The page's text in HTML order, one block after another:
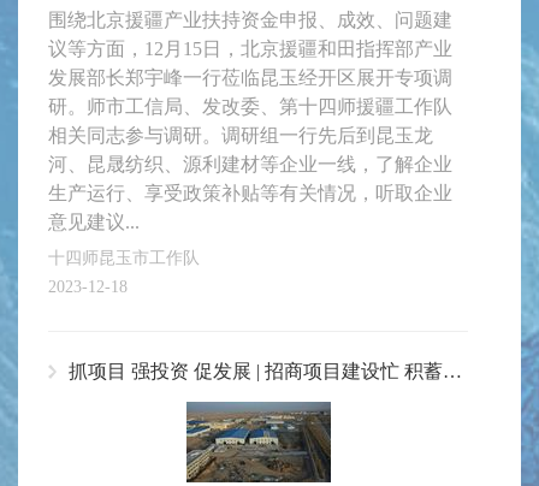
围绕北京援疆产业扶持资金申报、成效、问题建
议等方面，12月15日，北京援疆和田指挥部产业
发展部长郑宇峰一行莅临昆玉经开区展开专项调
研。师市工信局、发改委、第十四师援疆工作队
相关同志参与调研。调研组一行先后到昆玉龙
河、昆晟纺织、源利建材等企业一线，了解企业
生产运行、享受政策补贴等有关情况，听取企业
意见建议...
十四师昆玉市工作队
2023-12-18
抓项目 强投资 促发展 | 招商项目建设忙 积蓄发展新动能